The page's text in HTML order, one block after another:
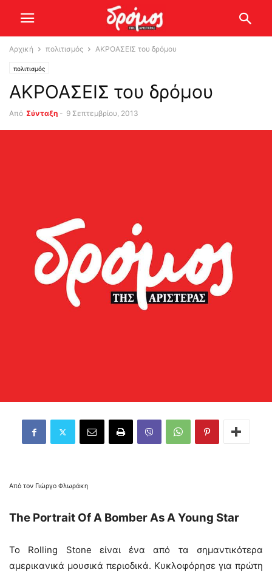
Αρχική πολιτισμός ΑΚΡΟΑΣΕΙΣ του δρόμου
πολιτισμός
ΑΚΡΟΑΣΕΙΣ του δρόμου
Από Σύνταξη - 9 Σεπτεμβρίου, 2013
Από τον Γιώργο Φλωράκη
Τhe Portrait Of A Bomber As A Young Star
Το Rolling Stone είναι ένα από τα σημαντικότερα
αμερικανικά μουσικά περιοδικά. Κυκλοφόρησε για πρώτη